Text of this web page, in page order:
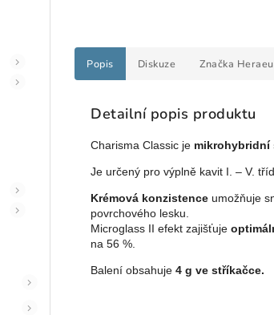
Popis Diskuze Značka
Detailní popis produktu
Charisma Classic je mikrohybridní
Je určený pro výplně kavit I. – V.
Krémová konzistence umožňuje
povrchového lesku.
Microglass II efekt zajišťuje
na 56 %.
Balení obsahuje 4 g ve stříkačce.